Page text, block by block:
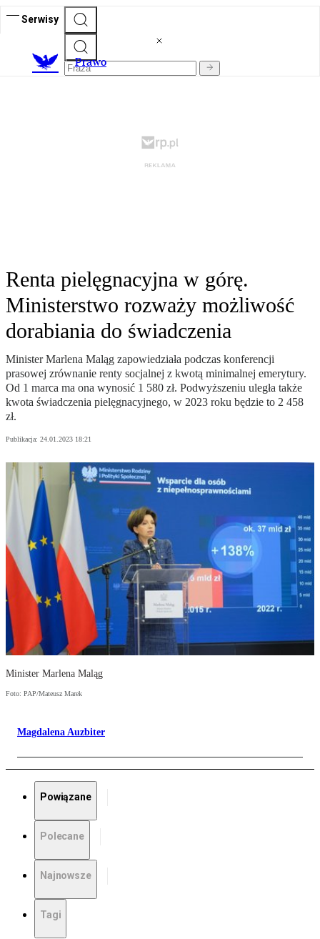
Serwisy
Prawo
Renta pielęgnacyjna w górę.
Ministerstwo rozważy możliwość
dorabiania do świadczenia
Minister Marlena Maląg zapowiedziała podczas konferencji
prasowej zrównanie renty socjalnej z kwotą minimalnej emerytury.
Od 1 marca ma ona wynosić 1 580 zł. Podwyższeniu uległa także
kwota świadczenia pielęgnacyjnego, w 2023 roku będzie to 2 458
zł.
Publikacja: 24.01.2023 18:21
Minister Marlena Maląg
Foto: PAP/Mateusz Marek
Magdalena Auzbiter
Powiązane
Polecane
Najnowsze
Tagi